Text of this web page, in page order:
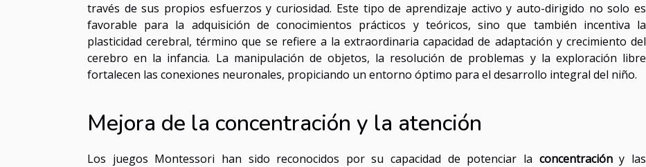
través de sus propios esfuerzos y curiosidad. Este tipo de aprendizaje activo y auto-dirigido no solo es
favorable para la adquisición de conocimientos prácticos y teóricos, sino que también incentiva la
plasticidad cerebral, término que se refiere a la extraordinaria capacidad de adaptación y crecimiento del
cerebro en la infancia. La manipulación de objetos, la resolución de problemas y la exploración libre
fortalecen las conexiones neuronales, propiciando un entorno óptimo para el desarrollo integral del niño.
Mejora de la concentración y la atención
Los juegos Montessori han sido reconocidos por su capacidad de potenciar la concentracióny las